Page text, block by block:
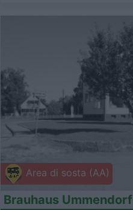
Area di sosta (AA)
Brauhaus Ummendorf